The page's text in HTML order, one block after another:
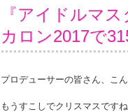
『アイドルマ
カロン2017で
プロデューサーの皆さん、こん
もうすこしでクリスマスですね